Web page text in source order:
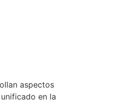
aspectos
en la